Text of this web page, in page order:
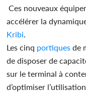
Ces nouveaux
accélérer la
Kribi
Les cinq portiques de
de disposer de
sur le terminal à
d’optimiser